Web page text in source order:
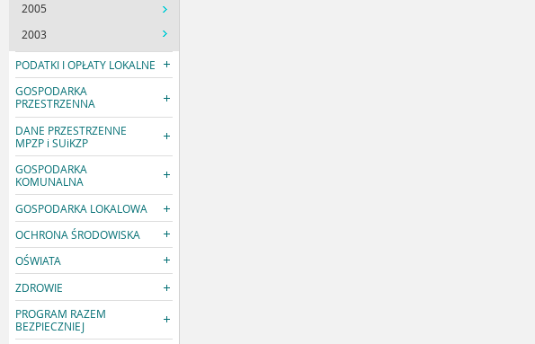
2005
2003
PODATKI I OPŁATY LOKALNE
GOSPODARKA
PRZESTRZENNA
DANE PRZESTRZENNE
MPZP i SUiKZP
GOSPODARKA
KOMUNALNA
GOSPODARKA LOKALOWA
OCHRONA ŚRODOWISKA
OŚWIATA
ZDROWIE
PROGRAM RAZEM
BEZPIECZNIEJ